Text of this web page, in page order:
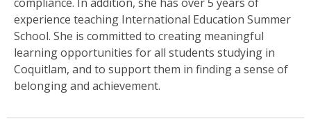
experience teaching International Education Summer
School. She is committed to creating meaningful
learning opportunities for all students studying in
Coquitlam, and to support them in finding a sense of
belonging and achievement.